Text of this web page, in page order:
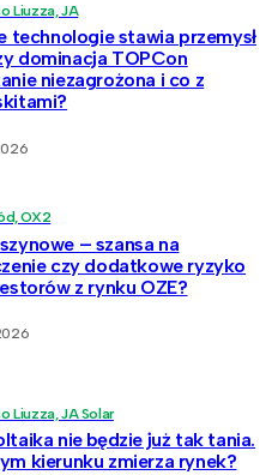
Liuzza, JA
technologie stawia przemysł
dominacja TOPCon
niezagrożona i co z
OX2
– szansa na
czy dodatkowe ryzyko
z rynku OZE?
Liuzza, JA Solar
nie będzie już tak tania.
kierunku zmierza rynek?